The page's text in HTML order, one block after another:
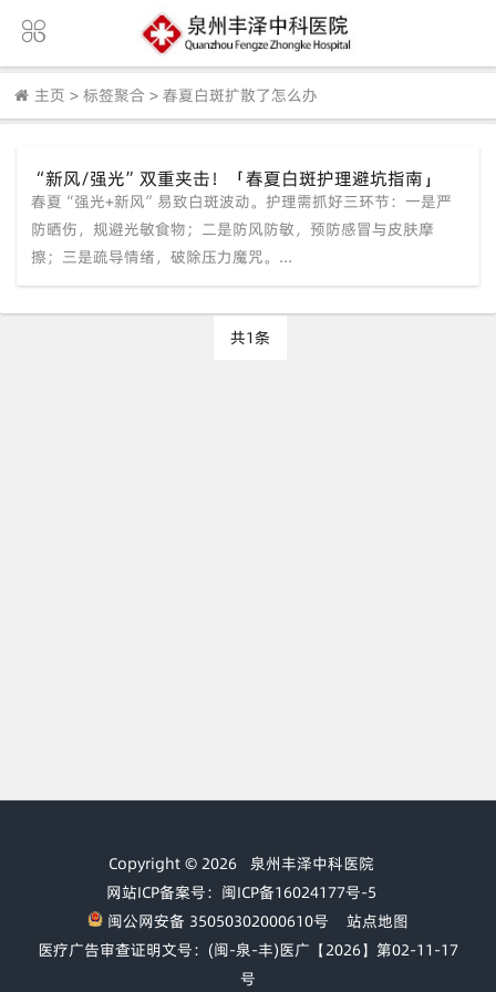
主页 > 标签聚合 > 春夏白斑扩散了怎么办
“新风/强光”双重夹击！「春夏白斑护理避坑指南」
（泉州中科白癜风医院：稳住肤况的3个关键节点）
春夏“强光+新风”易致白斑波动。护理需抓好三环节：一是严
防晒伤，规避光敏食物；二是防风防敏，预防感冒与皮肤摩
擦；三是疏导情绪，破除压力魔咒。...
共1条
Copyright © 2026 泉州丰泽中科医院
网站ICP备案号：闽ICP备16024177号-5
闽公网安备 35050302000610号
站点地图
医疗广告审查证明文号：(闽-泉-丰)医广【2026】第02-11-17
号